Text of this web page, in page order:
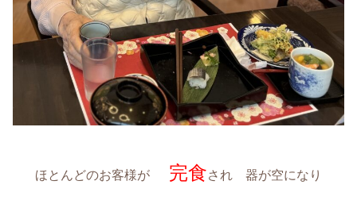
ほとんどのお客様が 完食され 器が空になり